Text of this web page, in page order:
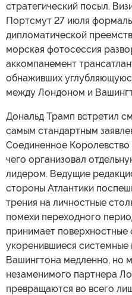
стратегический посыл.
Портсмут 27 июля
дипломатической
морская фотосессия
аккомпанемент
обнаживших
между Лондоном и
Дональд Трамп встретил
самым стандартным
Соединенное
чего организовал
лидером. Ведущие
стороны Атлантики
трения на личностные
помехи переходного
принимает поверхностные
укоренившиеся системные
Вашингтона медленно, но
незаменимого партнера
превращаются во всего